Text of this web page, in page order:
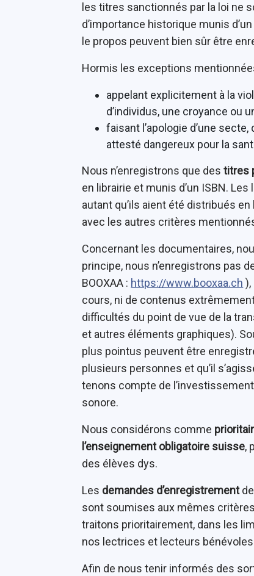
les titres sanctionnés par la loi ne
d’importance historique munis
le propos peuvent bien sûr être
Hormis les exceptions
appelant explicitement à la
d’individus, une croyance ou
faisant l’apologie d’une
attesté dangereux pour la
Nous n’enregistrons que destitres
en librairie et munis d’un ISBN.
autant qu’ils aient été distribués
avec les autres critères
Concernant les documentaires,
principe, nous n’enregistrons pas
BOOXAA : https://www.booxaa.ch
cours, ni de contenus
difficultés du point de vue de la
et autres éléments graphiques).
plus pointus peuvent être
plusieurs personnes et qu’il
tenons compte de
sonore.
Nous considérons comme
l’enseignement obligatoire suisse,
des élèves dys.
Les demandes d’enregistrement
sont soumises aux mêmes
traitons prioritairement, dans les
nos lectrices et lecteurs
Afin de nous tenir informés des